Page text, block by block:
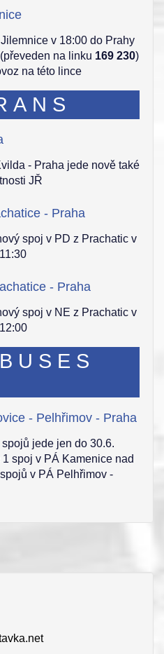
v 18:00 do Prahy
na linku 169 230)
na této lince
- Praha jede nově také
JŘ
- Praha
spoj v PD z Prachatic v
- Praha
spoj v NE z Prachatic v
- Pelhřimov - Praha
jede jen do 30.6.
spoj v PÁ Kamenice nad
v PÁ Pelhřimov -